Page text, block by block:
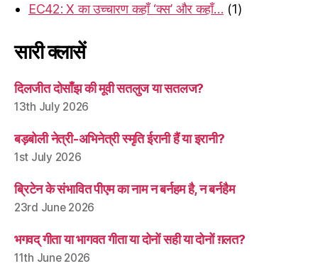
EC42: X का उच्चारण कहाँ ‘क्स’ और कहाँ… (1)
सारी क्लासें
दिलजीत दोसाँझ की मूवी सतलुज या सतलज?
13th July 2026
बड़बोली नेत्री-अभिनेत्री स्मृति ईरानी हैं या इरानी?
1st July 2026
ब्रिटेन के संभावित पीएम का नाम न बर्नहम है, न बर्नहैम
23rd June 2026
भगवद् गीता या भागवत गीता या दोनों सही या दोनों ग़लत?
11th June 2026